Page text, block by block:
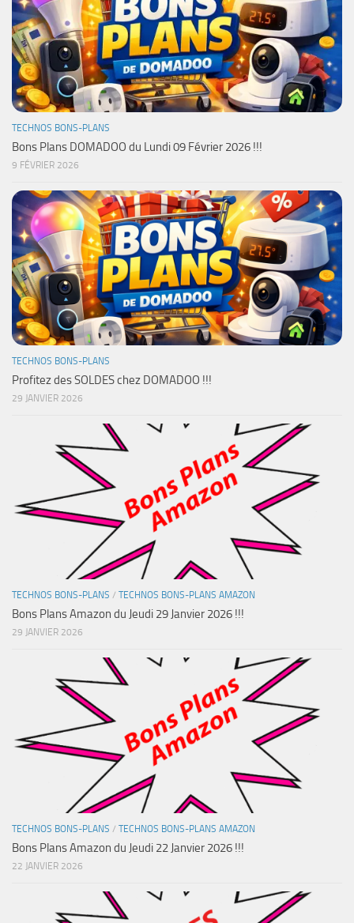
TECHNOS BONS-PLANS
Bons Plans DOMADOO du Lundi 09 Février 2026 !!!
9 FÉVRIER 2026
TECHNOS BONS-PLANS
Profitez des SOLDES chez DOMADOO !!!
29 JANVIER 2026
TECHNOS BONS-PLANS / TECHNOS BONS-PLANS AMAZON
Bons Plans Amazon du Jeudi 29 Janvier 2026 !!!
29 JANVIER 2026
TECHNOS BONS-PLANS / TECHNOS BONS-PLANS AMAZON
Bons Plans Amazon du Jeudi 22 Janvier 2026 !!!
22 JANVIER 2026